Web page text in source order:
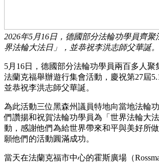
2026年5月16日，德國部分法輪功學員齊
界法輪大法日」，並恭祝李洪志師父華誕
5月16日，德國部分法輪功學員兩百多人聚
法蘭克福舉辦遊行集會活動，慶祝第27屆
並恭祝李洪志師父華誕。
為此活動三位黑森州議員特地向當地法輪
們讚揚和祝賀法輪功學員為「世界法輪大
動，感謝他們為給世界帶來和平與美好所
願他們的活動圓滿成功。
當天在法蘭克福市中心的霍斯廣場（